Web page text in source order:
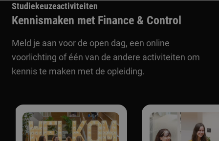
Studiekeuzeactiviteiten
Kennismaken met Finance & Control
Meld je aan voor de open dag, een online
voorlichting of één van de andere activiteiten om
kennis te maken met de opleiding.